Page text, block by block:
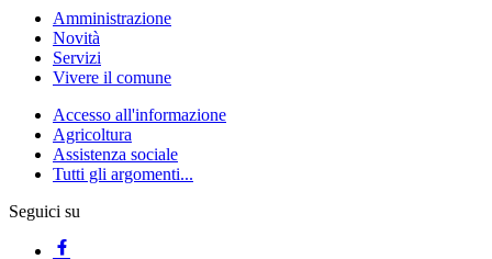
Amministrazione
Novità
Servizi
Vivere il comune
Accesso all'informazione
Agricoltura
Assistenza sociale
Tutti gli argomenti...
Seguici su